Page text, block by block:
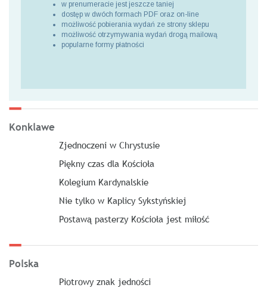
w prenumeracie jest jeszcze taniej
dostęp w dwóch formach PDF oraz on-line
możliwość pobierania wydań ze strony sklepu
możliwość otrzymywania wydań drogą mailową
popularne formy płatności
Konklawe
Zjednoczeni w Chrystusie
Piękny czas dla Kościoła
Kolegium Kardynalskie
Nie tylko w Kaplicy Sykstyńskiej
Postawą pasterzy Kościoła jest miłość
Polska
Piotrowy znak jedności